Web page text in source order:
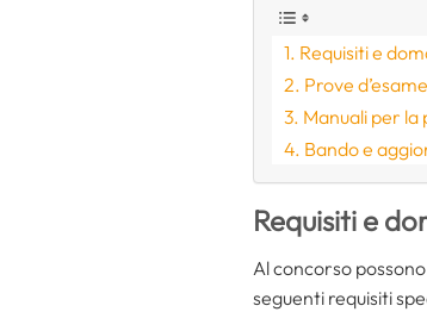
Requisiti e
Prove d’esame
Manuali per la
Bando e
Requisiti e
Al concorso
seguenti requisiti